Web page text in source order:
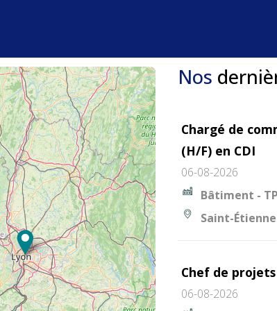
Nos
Chargé de
(H/F) en CDI
06-08-2026
Bâtiment -
Saint-Étienne
Chef de
06-08-2026